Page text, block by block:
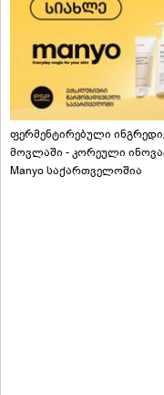
ფერმენტირებული
მოვლაში - კორეული
Manyo საქართველოშია